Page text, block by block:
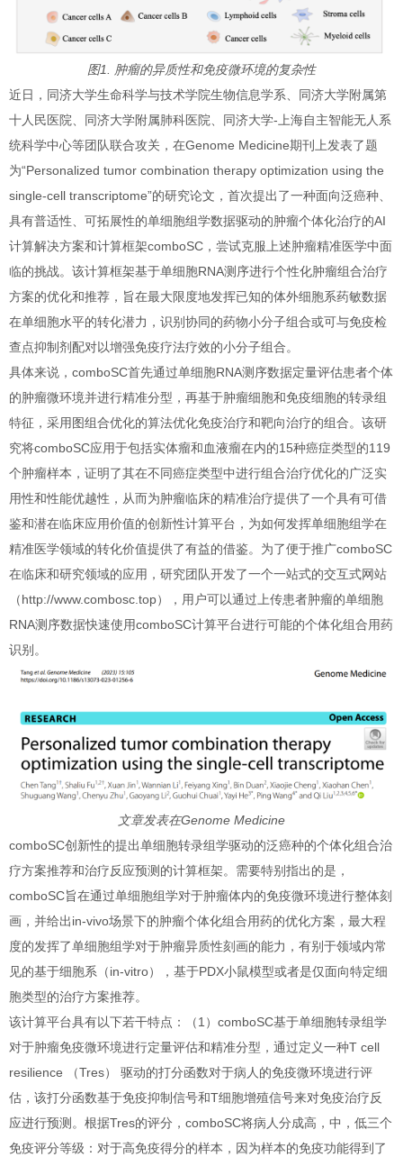
图1. 肿瘤的异质性和免疫微环境的复杂性
近日，同济大学生命科学与技术学院生物信息学系、同济大学附属第
十人民医院、同济大学附属肺科医院、同济大学-上海自主智能无人系
统科学中心等团队联合攻关，在Genome Medicine期刊上发表了题
为“Personalized tumor combination therapy optimization using the
single-cell transcriptome”的研究论文，首次提出了一种面向泛癌种、
具有普适性、可拓展性的单细胞组学数据驱动的肿瘤个体化治疗的AI
计算解决方案和计算框架comboSC，尝试克服上述肿瘤精准医学中面
临的挑战。该计算框架基于单细胞RNA测序进行个性化肿瘤组合治疗
方案的优化和推荐，旨在最大限度地发挥已知的体外细胞系药敏数据
在单细胞水平的转化潜力，识别协同的药物小分子组合或可与免疫检
查点抑制剂配对以增强免疫疗法疗效的小分子组合。
具体来说，comboSC首先通过单细胞RNA测序数据定量评估患者个体
的肿瘤微环境并进行精准分型，再基于肿瘤细胞和免疫细胞的转录组
特征，采用图组合优化的算法优化免疫治疗和靶向治疗的组合。该研
究将comboSC应用于包括实体瘤和血液瘤在内的15种癌症类型的119
个肿瘤样本，证明了其在不同癌症类型中进行组合治疗优化的广泛实
用性和性能优越性，从而为肿瘤临床的精准治疗提供了一个具有可借
鉴和潜在临床应用价值的创新性计算平台，为如何发挥单细胞组学在
精准医学领域的转化价值提供了有益的借鉴。为了便于推广comboSC
在临床和研究领域的应用，研究团队开发了一个一站式的交互式网站
（http://www.combosc.top），用户可以通过上传患者肿瘤的单细胞
RNA测序数据快速使用comboSC计算平台进行可能的个体化组合用药
识别。
文章发表在Genome Medicine
comboSC创新性的提出单细胞转录组学驱动的泛癌种的个体化组合治
疗方案推荐和治疗反应预测的计算框架。需要特别指出的是，
comboSC旨在通过单细胞组学对于肿瘤体内的免疫微环境进行整体刻
画，并给出in-vivo场景下的肿瘤个体化组合用药的优化方案，最大程
度的发挥了单细胞组学对于肿瘤异质性刻画的能力，有别于领域内常
见的基于细胞系（in-vitro），基于PDX小鼠模型或者是仅面向特定细
胞类型的治疗方案推荐。
该计算平台具有以下若干特点：（1）comboSC基于单细胞转录组学
对于肿瘤免疫微环境进行定量评估和精准分型，通过定义一种T cell
resilience （Tres） 驱动的打分函数对于病人的免疫微环境进行评
估，该打分函数基于免疫抑制信号和T细胞增殖信号来对免疫治疗反
应进行预测。根据Tres的评分，comboSC将病人分成高，中，低三个
免疫评分等级：对于高免疫得分的样本，因为样本的免疫功能得到了